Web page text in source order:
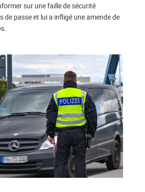
sur une faille de sécurité
passe et lui a infligé une amende de